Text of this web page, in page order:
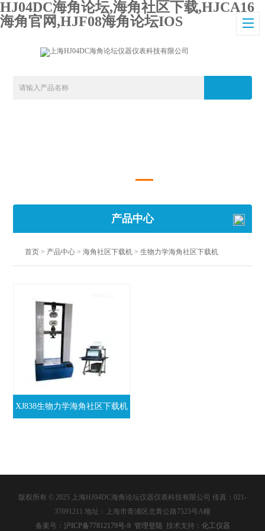
HJ04DC海角论坛,海角社区下载,HJCA16
海角官网,HJF08海角论坛IOS
产品中心
首页 > 产品中心 >海角社区下载机 >生物力学海角社区下载机
XJ838生物力学海角社区下载机
版权所有 © 2025 上海HJ04DC海角论坛仪器仪表科技有限公司 传真：021-
37691211 地址：上海市青浦区北青公路7523号A幢
备案号： 沪ICP备77812179号-9 管理登陆 技术支持： 化工仪器